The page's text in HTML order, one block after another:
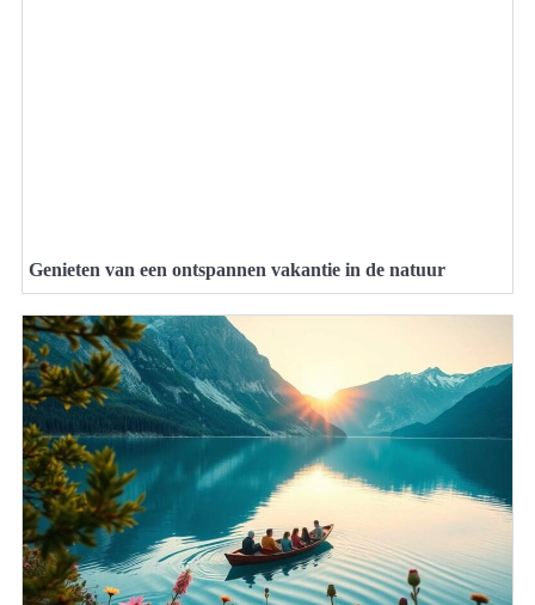
Genieten van een ontspannen vakantie in de natuur